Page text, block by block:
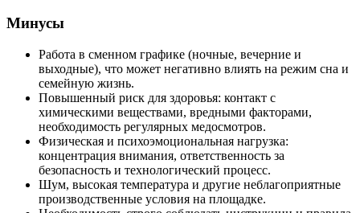
Минусы
Работа в сменном графике (ночные, вечерние и
выходные), что может негативно влиять на режим сна и
семейную жизнь.
Повышенный риск для здоровья: контакт с
химическими веществами, вредными факторами,
необходимость регулярных медосмотров.
Физическая и психоэмоциональная нагрузка:
концентрация внимания, ответственность за
безопасность и технологический процесс.
Шум, высокая температура и другие неблагоприятные
производственные условия на площадке.